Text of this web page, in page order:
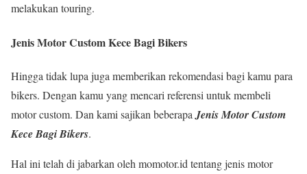
melakukan touring.
Jenis Motor Custom Kece Bagi Bikers
Hingga tidak lupa juga memberikan rekomendasi bagi kamu para
bikers. Dengan kamu yang mencari referensi untuk membeli
motor custom. Dan kami sajikan beberapa Jenis Motor Custom
Kece Bagi Bikers.
Hal ini telah di jabarkan oleh momotor.id tentang jenis motor